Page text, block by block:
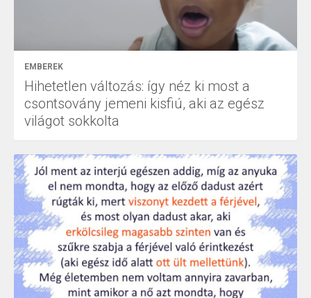
EMBEREK
Hihetetlen változás: így néz ki most a
csontsovány jemeni kisfiú, aki az egész
világot sokkolta